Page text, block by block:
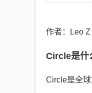
作者：Leo
Circle是什
Circle是全